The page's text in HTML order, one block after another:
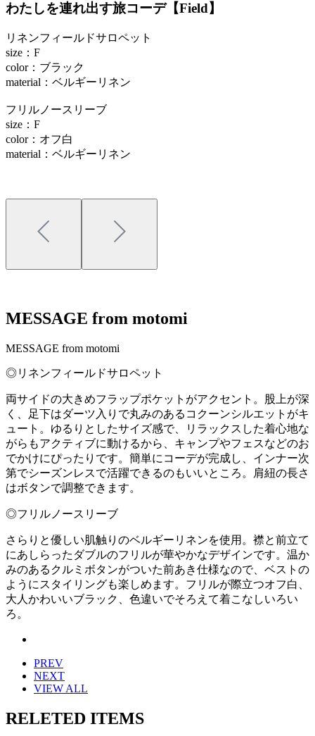
わたしを連れ出す旅コーデ【Field】
リネンフィールドサロペット
size：F
color：ブラック
material：ベルギーリネン
フリルノースリーブ
size：F
color：オフ白
material：ベルギーリネン
MESSAGE from motomi
MESSAGE from motomi
◎リネンフィールドサロペット
両サイドの大きめフラップポケットがアクセント。股上が深
く、足下はダーツ入りで丸みのあるコクーンシルエットがキ
ュート。ゆるりとしたサイズ感で、リラックスした着心地な
がらもアクティブに動けるから、キャンプやフェスなどのお
でかけにぴったりです。簡単にコーデが完成し、インナー次
第でシーズンレスで活躍できるのもいいところ。肩紐の長さ
はボタンで調整できます。
◎フリルノースリーブ
さらりと優しい肌触りのベルギーリネンを使用。襟と前立て
にあしらったダブルのフリルが華やかなデザインです。温か
みのあるクルミボタンがついた前あき仕様なので、ベストの
ようにスタイリングも楽しめます。フリルが際立つオフ白、
大人かわいいブラック、色違いでそろえて着こなしいろい
ろ。
PREV
NEXT
VIEW ALL
RELETED ITEMS